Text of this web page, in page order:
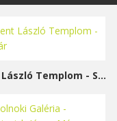
Szent László Templom - Sárvár